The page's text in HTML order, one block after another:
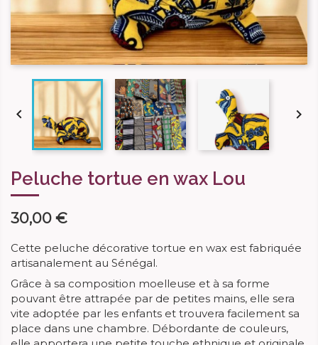
 
Peluche tortue en wax Lou
30,00 €
Cette peluche décorative tortue en wax est fabriquée
artisanalement au Sénégal.
Grâce à sa composition moelleuse et à sa forme
pouvant être attrapée par de petites mains, elle sera
vite adoptée par les enfants et trouvera facilement sa
place dans une chambre. Débordante de couleurs,